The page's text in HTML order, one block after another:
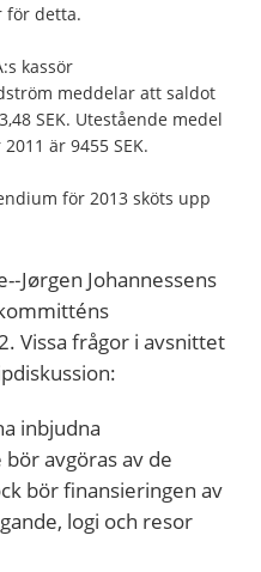
för detta.
kassör
meddelar att saldot
SEK. Utestående medel
är 9455 SEK.
för 2013 sköts upp
Johannessens
Vissa frågor i avsnittet
inbjudna
avgöras av de
bör finansieringen av
logi och resor